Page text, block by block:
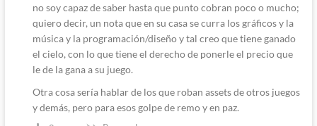
no soy capaz de saber hasta que punto cobran poco o mucho;
quiero decir, un nota que en su casa se curra los gráficos y la
música y la programación/diseño y tal creo que tiene ganado
el cielo, con lo que tiene el derecho de ponerle el precio que
le de la gana a su juego.
Otra cosa sería hablar de los que roban assets de otros juegos
y demás, pero para esos golpe de remo y en paz.